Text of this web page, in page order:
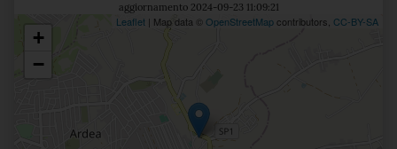
aggiornamento 2024-09-23 11:09:21
Posizione
+
−
Leaflet | Map data © OpenStreetMapcontributors, CC-BY-SA